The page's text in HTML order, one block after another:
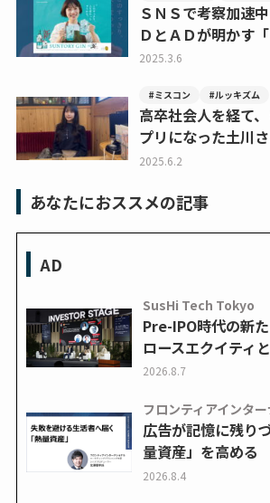
ＳＮＳで考察加速
ＤとＡＤが明かす
2025.3.6
#ミスコン #ルッキズム
高卒社会人を経て
プリになった土川
2025.6.2
あなたにおススメの記事
AD
SusHi Tech Tokyo
Pre-IPO時代の新
ロースエクイティ
2026.8.7
フロンティアインタ
広告が記憶に残り
量資産」を高め
2026.8.4